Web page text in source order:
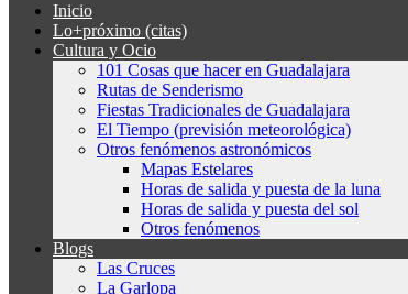
Inicio
Lo+próximo (citas)
Cultura y Ocio
101 Cosas que hacer en Guadalajara
Rutas de Senderismo
Fiestas Tradicionales de Guadalajara
El Tiempo (previsión meteorológica)
Otros fenómenos astronómicos
Mapas Estelares
Horas de salida y puesta de la luna
Horas de salida y puesta del sol
Otros fenómenos
Blogs
Las Cruces
La Garlopa